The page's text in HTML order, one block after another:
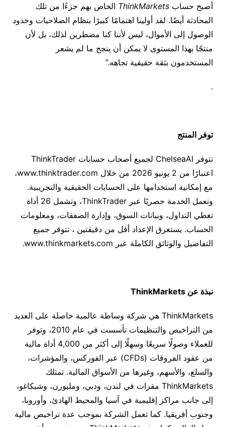
أصبح حساب ThinkMarkets الخاص بهم جزءًا من تلك
المحادثة أيضًا. لقد أولينا اهتمامًا كبيرًا بنظام الصلاحيات وحدود
الوصول إلى الأموال، ليس لأننا كنا مضطرين لذلك، بل لأن
منتجًا بهذا المستوى لا يمكن أن ينجح ما لم يشعر
المستخدمون بثقة حقيقية تجاهه.”
.
توفر المنتج
تتوفر ChelseaAI لجميع أصحاب حسابات ThinkTrader
اعتبارًا من 2 يونيو 2026 من خلال www.thinktrader.com،
مع إمكانية استخدامها على الحسابات الحقيقية والتجريبية.
وتعمل الخدمة حصريًا عبر ThinkTrader، وتشمل 26 أداة
تغطي التداول، وبيانات السوق، وإدارة الصفقات، ومعلومات
الحساب. يستغرق الإعداد أقل من دقيقتين ، تتوفر جميع
التفاصيل والوثائق الكاملة عبر www.thinkmarkets.com
.
نبذة عن ThinkMarkets
ThinkMarketsهي شركة وساطة عالمية حاصلة على العديد
من التراخيص والتنظيمات تأسست في عام 2010، وتوفر
للعملاء وصولًا سريعًا وسهلًا إلى أكثر من 4,000 أداة مالية
من عقود الفروقات (CFDs)
عبر الفوركس، والمؤشرات،
والسلع، والأسهم، وغيرها من الأسواق المالية. تمتلك
ThinkMarketsمقرات في لندن، ودبي، وملبورن، وشيكاغو،
إلى جانب مراكز إقليمية في آسيا والمحيط الهادئ، وأوروبا،
وجنوب أفريقيا. كما تعمل الشركة بموجب عدة تراخيص مالية